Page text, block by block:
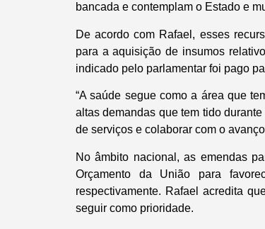
bancada e contemplam o Estado e
De acordo com Rafael, esses
para a aquisição de insumos
indicado pelo parlamentar foi pago
“A saúde segue como a área que
altas demandas que tem tido
de serviços e colaborar com o
No âmbito nacional, as emendas
Orçamento da União para
respectivamente. Rafael acredita
seguir como prioridade.